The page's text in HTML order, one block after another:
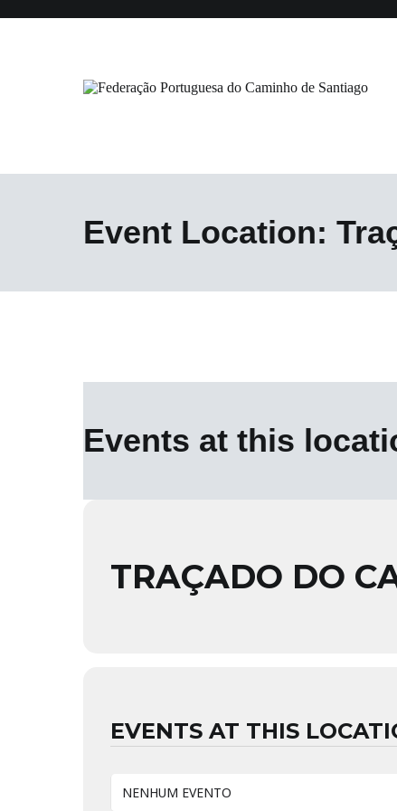
para
Event Location:
Events at this
TRAÇADO DO
EVENTS AT THIS
NENHUM EVENTO